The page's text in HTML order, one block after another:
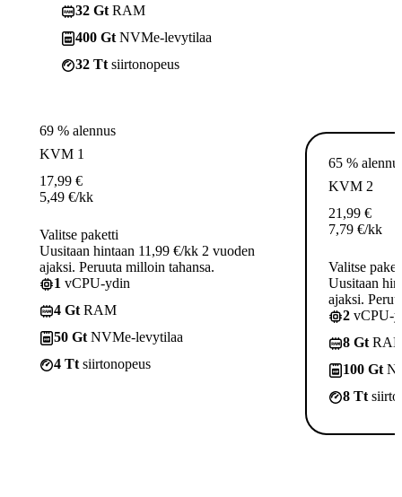
32 Gt RAM
400 Gt NVMe-levytilaa
32 Tt siirtonopeus
69 % alennus
KVM 1
17,99 €
5,49 €/kk
Valitse paketti
Uusitaan hintaan 11,99 €/kk 2 vuoden
ajaksi. Peruuta milloin tahansa.
1 vCPU-ydin
4 Gt RAM
50 Gt NVMe-levytilaa
4 Tt siirtonopeus
65 %
KVM 2
21,99 €
7,79 €/kk
Valitse
Uusitaan
ajaksi.
2 vCPU-
8 Gt
100 Gt
8 Tt